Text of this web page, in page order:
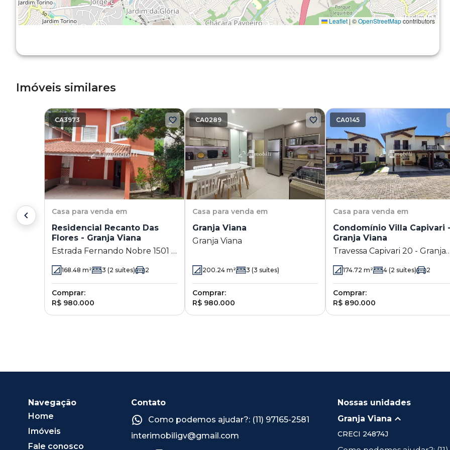
Leaflet | ©OpenStreetMapcontributors
Imóveis similares
CA3973
Casa para venda em
Residencial Recanto Das
Flores - Granja Viana
Estrada Fernando Nobre 1501 -
168.48 m² 3 (2 suítes) 2
Comprar:
R$ 980.000
CA0289
Casa para venda em
Granja Viana
Granja Viana
200.24 m² 3 (3 suítes)
Comprar:
R$ 980.000
CA0145
Casa para venda em
Condomínio Villa Capivari -
Granja Viana
Travessa Capivari 20 - Granja
174.72 m² 4 (2 suítes) 2
Comprar:
R$ 890.000
Navegação
Home
Imóveis
Fale conosco
Contato
Como podemos ajudar?: (11) 97165-2581
interimobiligv@gmail.com
Nossas unidades
Granja Viana
CRECI 24874J